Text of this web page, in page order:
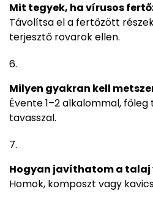
Mit tegyek, ha vírusos
Távolítsa el a fertőzött
terjesztő rovarok ellen.
Milyen gyakran kell
Évente 1–2 alkalommal,
tavasszal.
Hogyan javíthatom a talaj
Homok, komposzt vagy